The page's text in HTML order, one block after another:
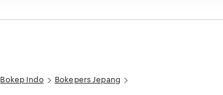
Bokep Indo Bokepers Jepang